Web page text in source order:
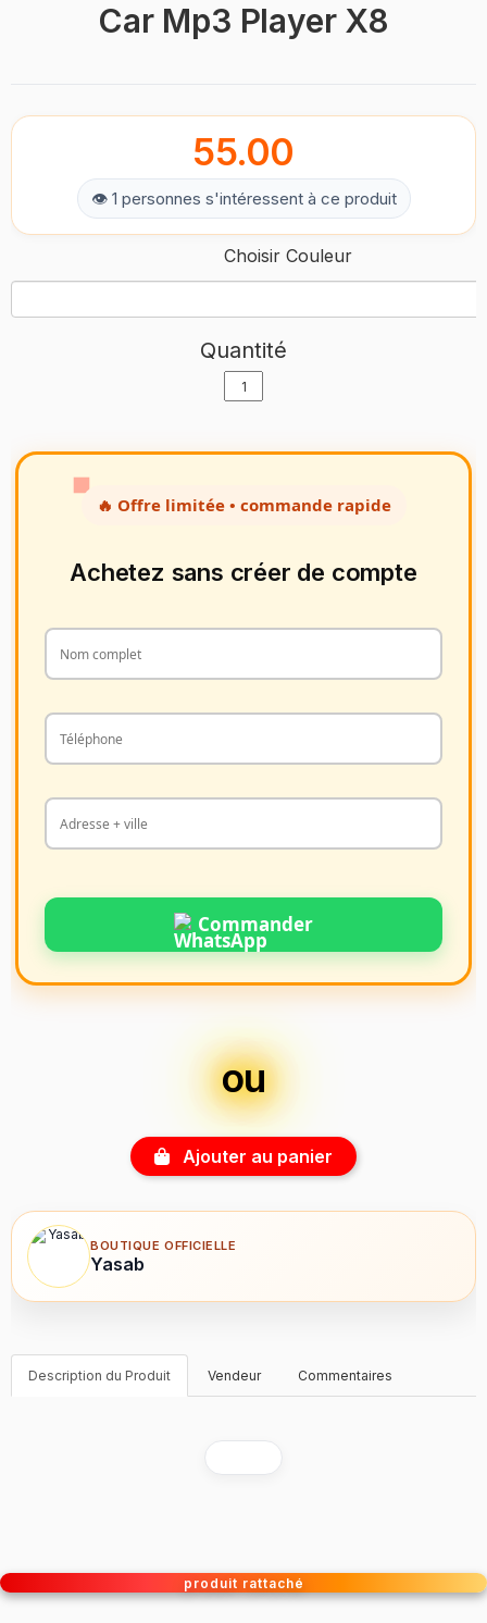
Car Mp3 Player X8
55.00
👁 1 personnes s'intéressent à ce produit
Choisir Couleur
Quantité
🔥 Offre limitée • commande rapide
Achetez sans créer de compte
Commander
ou
Ajouter au panier
BOUTIQUE OFFICIELLE
Yasab
Description du Produit Vendeur Commentaires
produit rattaché